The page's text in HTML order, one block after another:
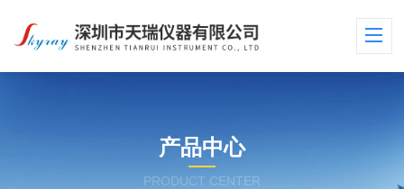
产品中心
PRODUCT CENTER